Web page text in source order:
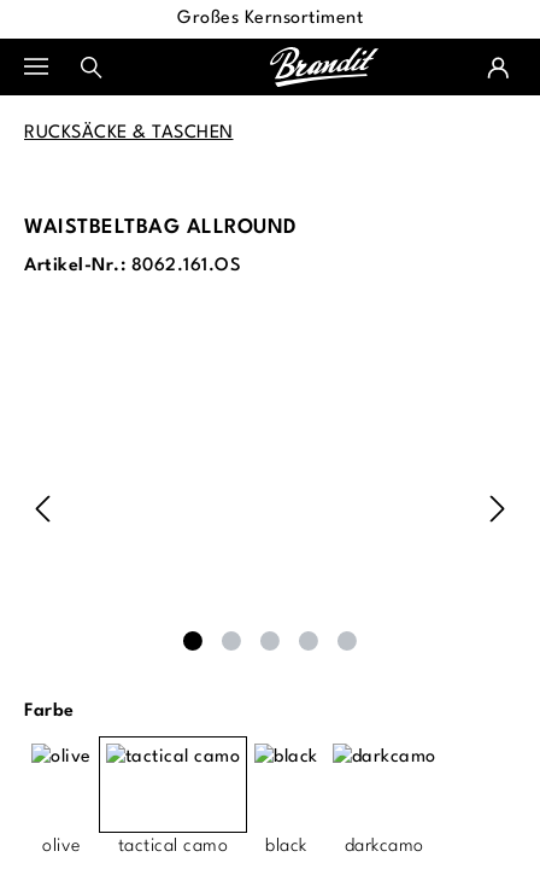
Großes Kernsortiment
RUCKSÄCKE & TASCHEN
WAISTBELTBAG ALLROUND
Artikel-Nr.: 8062.161.OS
Farbeauswählen
olive tactical camo black darkcamo